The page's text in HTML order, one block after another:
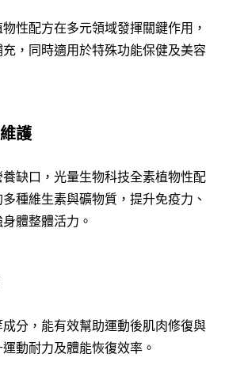
性配方在多元領域發揮關鍵作用，
，同時適用於特殊功能保健及美容
護
缺口，光量生物科技全素植物性配
種維生素與礦物質，提升免疫力、
體整體活力。
分，能有效幫助運動後肌肉修復與
動耐力及體能恢復效率。